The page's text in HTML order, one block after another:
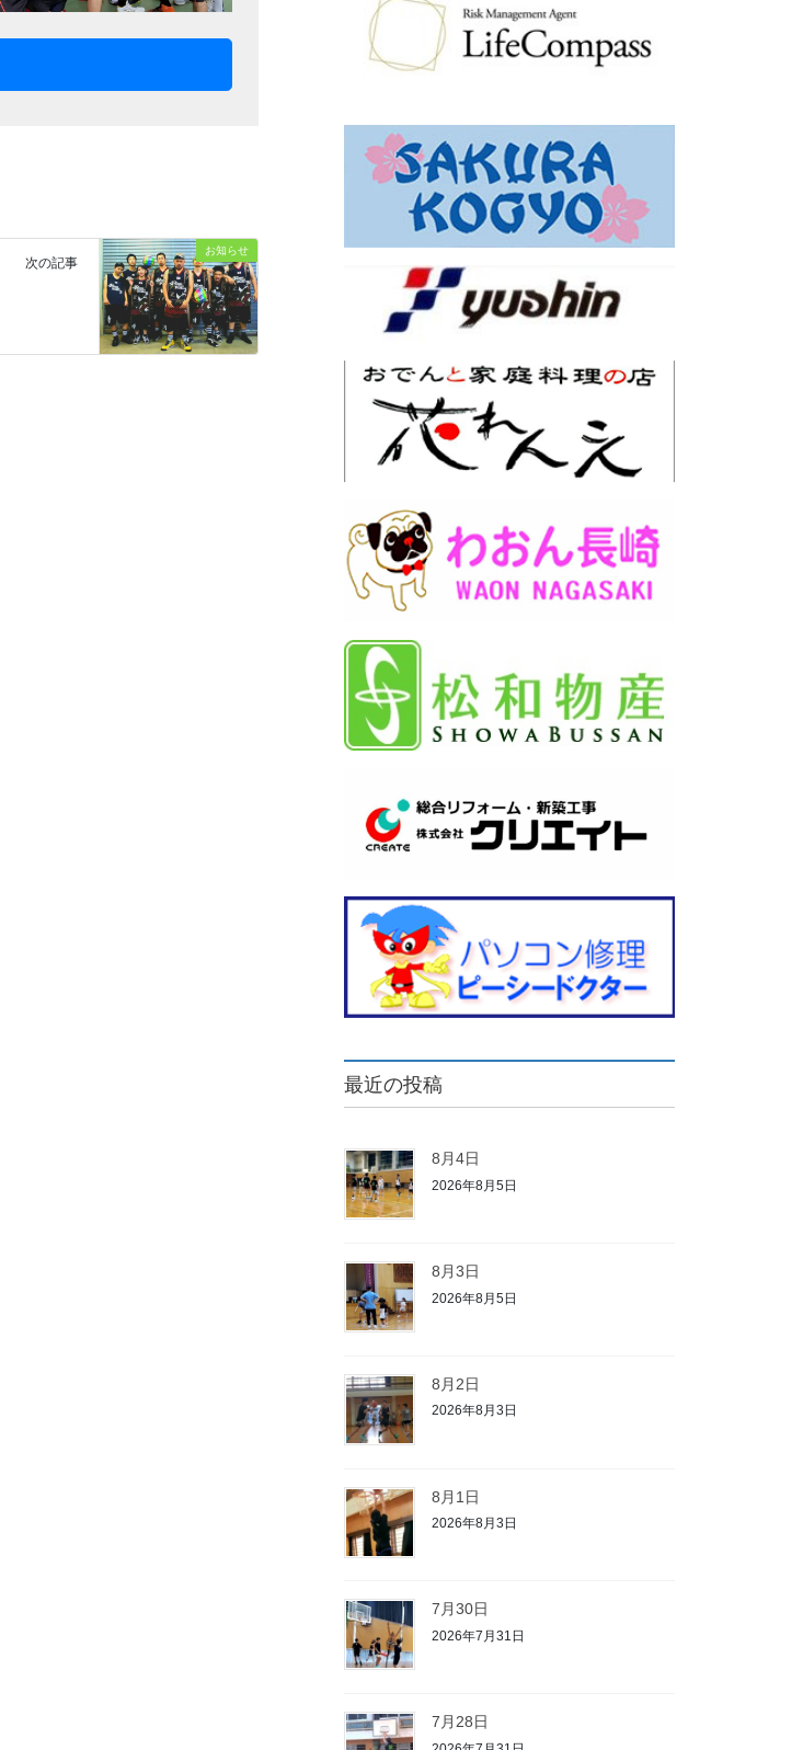
お知らせ
次の記事
最近の投稿
8月4日
2026年8月5日
8月3日
2026年8月5日
8月2日
2026年8月3日
8月1日
2026年8月3日
7月30日
2026年7月31日
7月28日